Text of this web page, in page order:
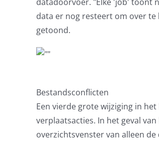
data er nog resteert om over
getoond.
Bestandsconflicten
Een vierde grote wijziging in
verplaatsacties. In het geval
overzichtsvenster van alleen